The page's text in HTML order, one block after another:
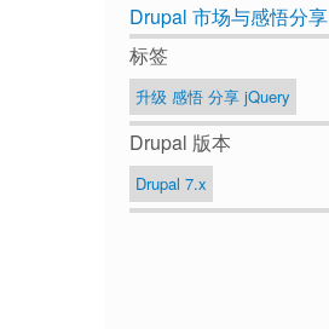
Drupal 市场与感悟分享
标签
升级 感悟 分享 jQuery
Drupal 版本
Drupal 7.x